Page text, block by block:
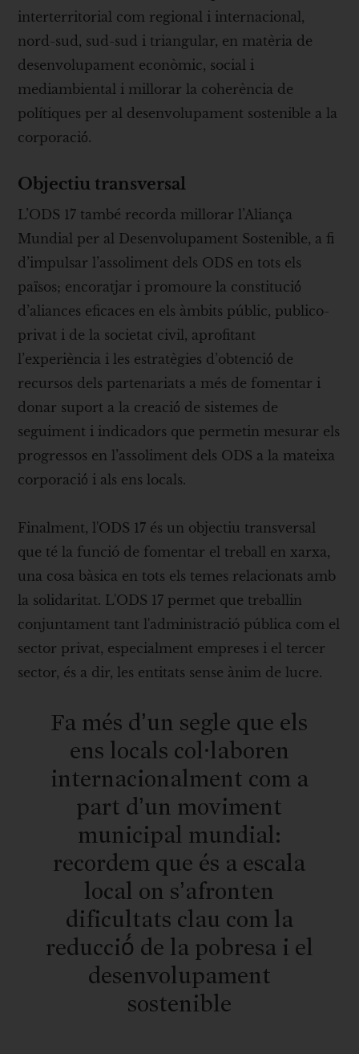
interterritorial com regional i internacional,
nord-sud, sud-sud i triangular, en matèria de
desenvolupament econòmic, social i
mediambiental i millorar la coherència de
polítiques per al desenvolupament sostenible a la
corporació́.
Objectiu transversal
L’ODS 17 també recorda millorar l’Aliança
Mundial per al Desenvolupament Sostenible, a fi
d’impulsar l’assoliment dels ODS en tots els
països; encoratjar i promoure la constitució́
d’aliances eficaces en els àmbits públic, publico-
privat i de la societat civil, aprofitant
l’experiència i les estratègies d’obtenció́ de
recursos dels partenariats a més de fomentar i
donar suport a la creació́ de sistemes de
seguiment i indicadors que permetin mesurar els
progressos en l’assoliment dels ODS a la mateixa
corporació́ i als ens locals.
Finalment, l'ODS 17 és un objectiu transversal
que té la funció de fomentar el treball en xarxa,
una cosa bàsica en tots els temes relacionats amb
la solidaritat. L'ODS 17 permet que treballin
conjuntament tant l'administració pública com el
sector privat, especialment empreses i el tercer
sector, és a dir, les entitats sense ànim de lucre.
Fa més d’un segle que els
ens locals col·laboren
internacionalment com a
part d’un moviment
municipal mundial:
recordem que és a escala
local on s’afronten
dificultats clau com la
reducció́ de la pobresa i el
desenvolupament
sostenible